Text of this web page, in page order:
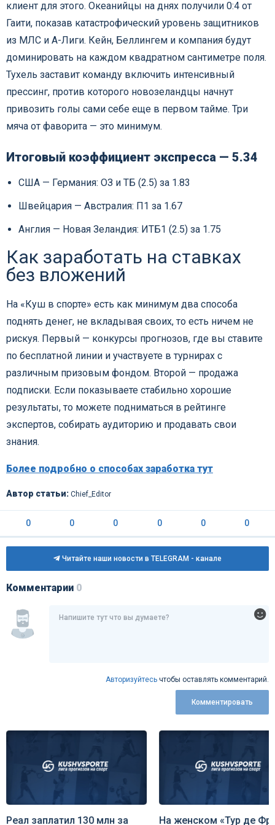
клиент для этого. Океанийцы на днях получили 0:4 от
Гаити, показав катастрофический уровень защитников
из МЛС и А-Лиги. Кейн, Беллингем и компания будут
доминировать на каждом квадратном сантиметре поля.
Тухель заставит команду включить интенсивный
прессинг, против которого новозеландцы начнут
привозить голы сами себе еще в первом тайме. Три
мяча от фаворита — это минимум.
Итоговый коэффициент экспресса — 5.34
США — Германия: ОЗ и ТБ (2.5) за 1.83
Швейцария — Австралия: П1 за 1.67
Англия — Новая Зеландия: ИТБ1 (2.5) за 1.75
Как заработать на ставках
без вложений
На «Куш в спорте» есть как минимум два способа
поднять денег, не вкладывая своих, то есть ничем не
рискуя. Первый — конкурсы прогнозов, где вы ставите
по бесплатной линии и участвуете в турнирах с
различным призовым фондом. Второй — продажа
подписки. Если показываете стабильно хорошие
результаты, то можете подниматься в рейтинге
экспертов, собирать аудиторию и продавать свои
знания.
Более подробно о способах заработка тут
Автор статьи: Chief_Editor
0 0 0 0 0 0
Читайте наши новости в TELEGRAM - канале
Комментарии 0
Авторизуйтесь чтобы оставлять комментарий.
Комментировать
Реал заплатил 130 млн за
На женском «Тур де